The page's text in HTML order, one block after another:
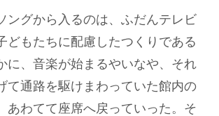
ングから入るのは、ふだんテレビ
どもたちに配慮したつくりである
に、音楽が始まるやいなや、それ
て通路を駆けまわっていた館内の
あわてて座席へ戻っていった。そ